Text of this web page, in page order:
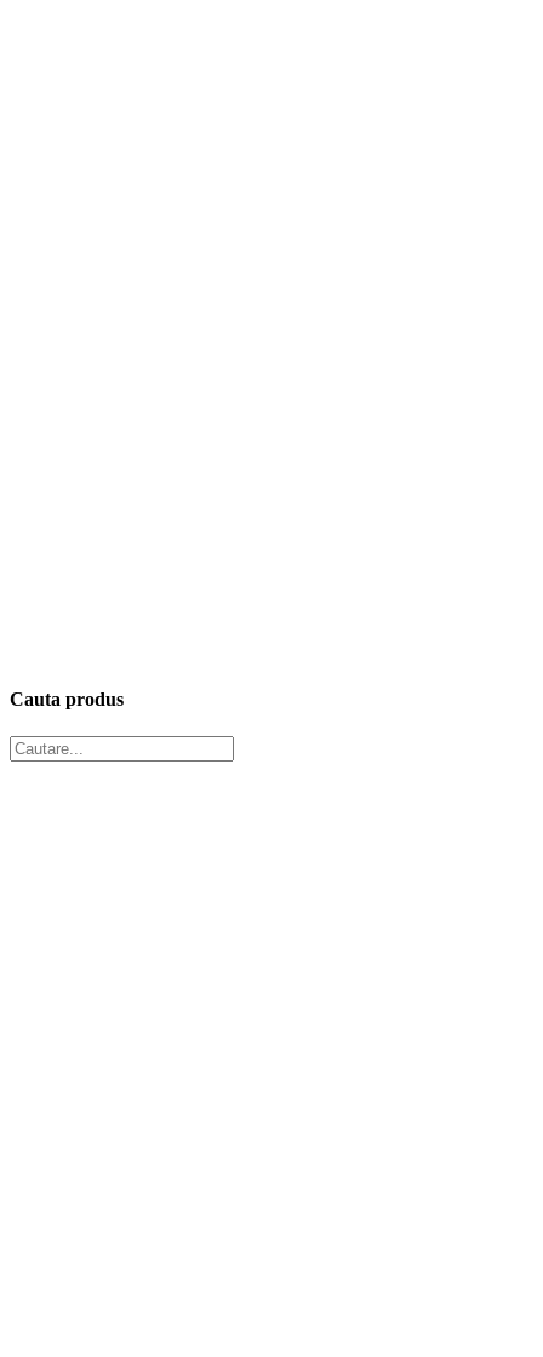
Cauta produs